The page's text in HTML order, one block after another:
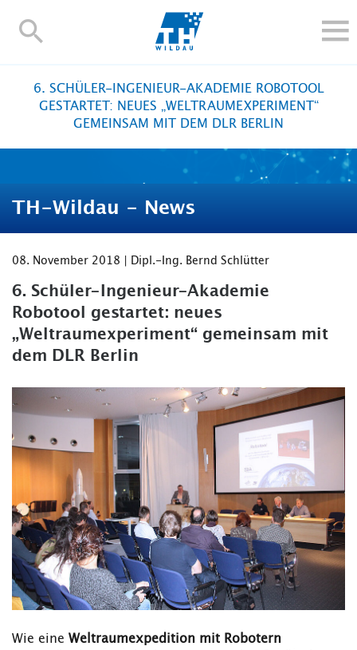
TH-
STUDIEREN UND WEITERBILDEN
IM STUDIUM
FORSCHUNG UND TRANSFER
INTERNATIONAL
BESCHÄFTIGTE
Blogs Kontakt und Anfahrt Webmail Moodle
TH Online-Portal Personensuche English
6. SCHÜLER-INGENIEUR-AKADEMIE ROBOTOOL
GESTARTET: NEUES „WELTRAUMEXPERIMENT“
GEMEINSAM MIT DEM DLR BERLIN
TH-Wildau - News
08. November 2018 | Dipl.-Ing. Bernd Schlütter
6. Schüler-Ingenieur-Akademie
Robotool gestartet: neues
„Weltraumexperiment“ gemeinsam mit
dem DLR Berlin
Wie eine Weltraumexpedition mit Robotern